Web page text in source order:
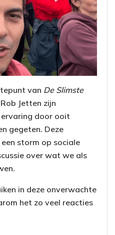
van De Slimste
Jetten zijn
door ooit
gegeten. Deze
storm op sociale
over wat we als
in deze onverwachte
het zo veel reacties